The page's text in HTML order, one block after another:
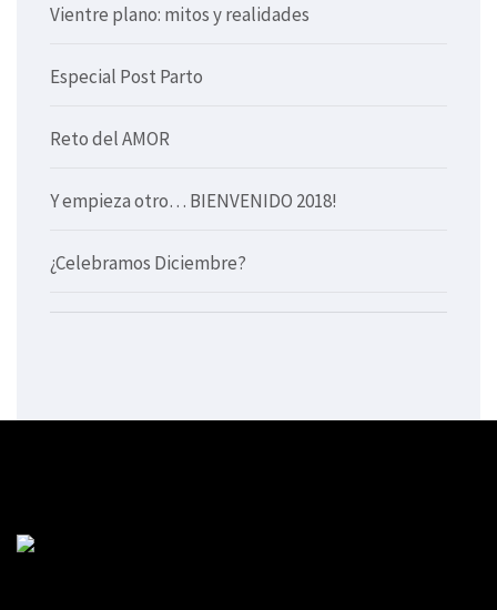
Vientre plano: mitos y realidades
Especial Post Parto
Reto del AMOR
Y empieza otro… BIENVENIDO 2018!
¿Celebramos Diciembre?